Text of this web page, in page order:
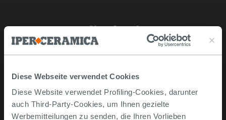
Diese Webseite verwendet Cookies
Diese Website verwendet Profiling-Cookies, darunter
auch Third-Party-Cookies, um Ihnen gezielte
Werbemitteilungen zu senden, die Ihren Vorlieben
Online kaufen
Musterstücke
Wie man online kauft
Lieferzeiten und -kosten
Problemlose lieferung